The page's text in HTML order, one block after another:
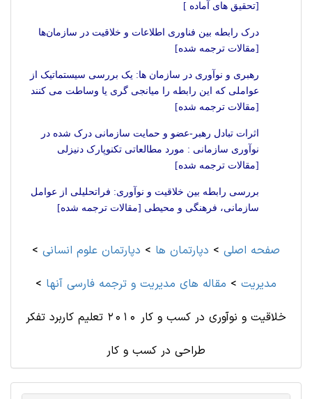
[تحقیق های آماده ]
درک رابطه بین فناوری اطلاعات و خلاقیت در سازمان‌ها
[مقالات ترجمه شده]
رهبری و نوآوری در سازمان ها: یک بررسی سیستماتیک از
عواملی که این رابطه را میانجی گری یا وساطت می کنند
[مقالات ترجمه شده]
اثرات تبادل رهبر-عضو و حمایت سازمانی درک شده در
نوآوری سازمانی : مورد مطالعاتی تکنوپارک دنیزلی
[مقالات ترجمه شده]
بررسی رابطه بین خلاقیت و نوآوری: فراتحلیلی از عوامل
سازمانی، فرهنگی و محیطی [مقالات ترجمه شده]
صفحه اصلی > دپارتمان ها > دپارتمان علوم انسانی >
مديريت > مقاله های مديريت و ترجمه فارسی آنها >
خلاقیت و نوآوری در کسب و کار 2010 تعلیم کاربرد تفکر
طراحی در کسب و کار